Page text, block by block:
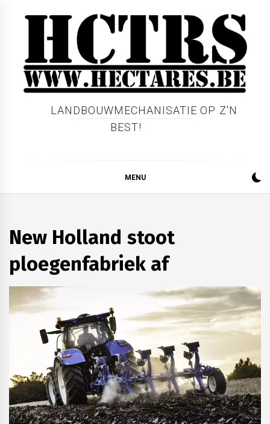
LANDBOUWMECHANISATIE OP Z'N
BEST!
MENU
BEDRIJFSNIEUWS
GRONDBEWERKING
LOONWERK
New Holland stoot
ploegenfabriek af